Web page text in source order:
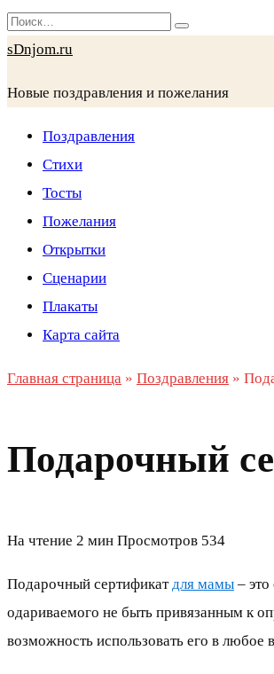
Перейти
к
Search
for:
sDnjom.ru
Новые поздравления и пожелания
Поздравления
Стихи
Тосты
Пожелания
Открытки
Сценарии
Плакаты
Карта сайта
Главная страница » Поздравления »
Подарочный
На чтение 2 мин Просмотров 534
Подарочный сертификат для мамы –
одариваемого не быть привязанным к
возможность использовать его в любое